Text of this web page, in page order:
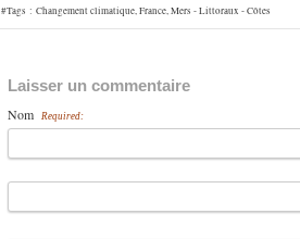
#Tags : Changement climatique,France,Mers - Littoraux - Côtes
Laisser un commentaire
Nom Required: